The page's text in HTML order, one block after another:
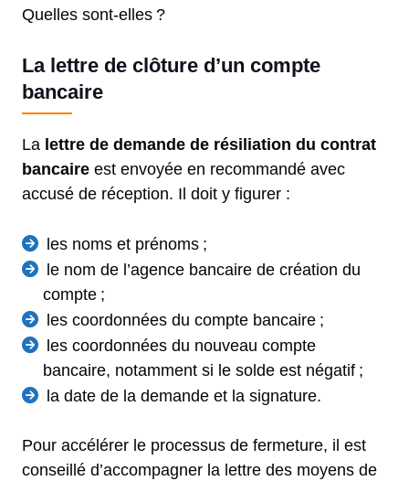
Quelles sont-elles ?
La lettre de clôture d’un compte
bancaire
La lettre de demande de résiliation du contrat
bancaire est envoyée en recommandé avec
accusé de réception. Il doit y figurer :
les noms et prénoms ;
le nom de l’agence bancaire de création du
compte ;
les coordonnées du compte bancaire ;
les coordonnées du nouveau compte
bancaire, notamment si le solde est négatif ;
la date de la demande et la signature.
Pour accélérer le processus de fermeture, il est
conseillé d’accompagner la lettre des moyens de